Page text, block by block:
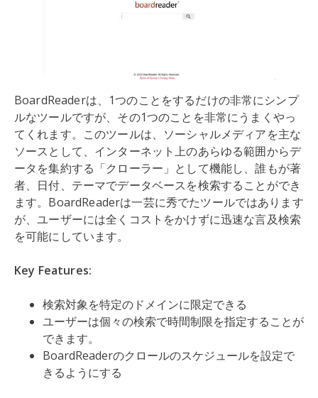
BoardReaderは、1つのことをするだけの非常にシンプ
ルなツールですが、その1つのことを非常にうまくやっ
てくれます。このツールは、ソーシャルメディアを主な
ソースとして、インターネット上のあらゆる範囲からデ
ータを集約する「クローラー」として機能し、誰もが著
者、日付、テーマでデータベースを検索することができ
ます。BoardReaderは一芸に秀でたツールではあります
が、ユーザーには全くコストをかけずに迅速な言及検索
を可能にしています。
Key Features:
検索対象を特定のドメインに限定できる
ユーザーは個々の検索で時間制限を指定することが
できます。
BoardReaderのクロールのスケジュールを設定で
きるようにする